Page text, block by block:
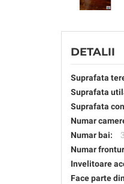
DETALII
Suprafata
Suprafata
Suprafata
Numar
Numar bai:
3
Numar
Invelitoare
Face parte